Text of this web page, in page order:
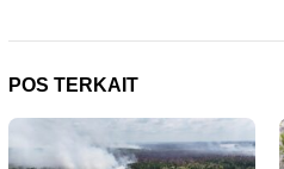
POS TERKAIT